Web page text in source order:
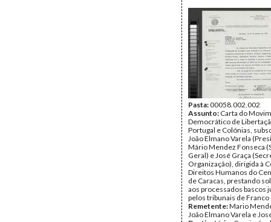
Página(s):3
Pasta:00058.002.002
Assunto: Carta do
Democrático de
Portugal e Colónias,
João Elmano Varela
Mário Mendez Fonseca
Geral) e José Graça
Organização), dirigida à
Direitos Humanos do
de Caracas, prestando
aos processados bascos
pelos tribunais de Franco
Remetente:Mario
João Elmano Varela e